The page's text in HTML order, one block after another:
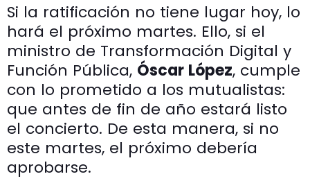
Si la ratificación no tiene lugar hoy, lo
hará el próximo martes. Ello, si el
ministro de Transformación Digital y
Función Pública, Óscar López, cumple
con lo prometido a los mutualistas:
que antes de fin de año estará listo
el concierto. De esta manera, si no
este martes, el próximo debería
aprobarse.